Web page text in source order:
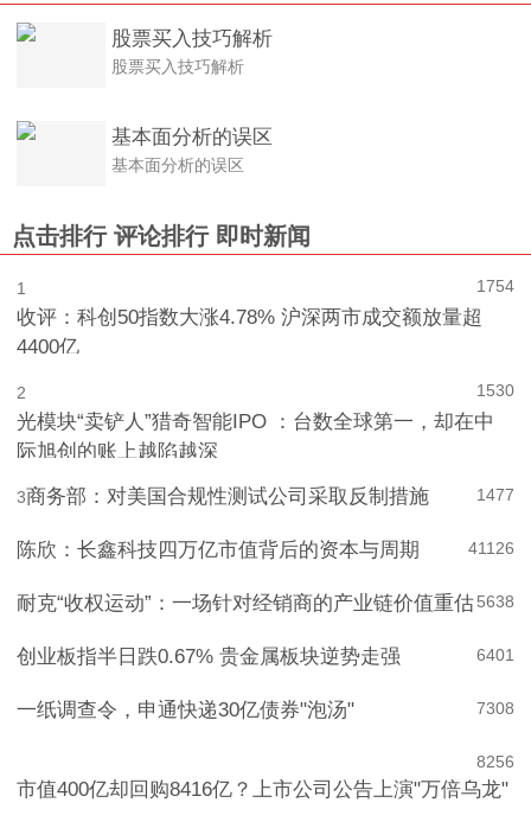
股票买入技巧解析
股票买入技巧解析
基本面分析的误区
基本面分析的误区
点击排行 评论排行 即时新闻
1754
1
收评：科创50指数大涨4.78% 沪深两市成交额放量超
4400亿
1530
2
光模块“卖铲人”猎奇智能IPO ：台数全球第一，却在中
际旭创的账上越陷越深
1477
3商务部：对美国合规性测试公司采取反制措施
1126
4
陈欣：长鑫科技四万亿市值背后的资本与周期
638
5
耐克“收权运动”：一场针对经销商的产业链价值重估
401
6
创业板指半日跌0.67% 贵金属板块逆势走强
308
7
一纸调查令，申通快递30亿债券"泡汤"
256
8
市值400亿却回购8416亿？上市公司公告上演"万倍乌龙"